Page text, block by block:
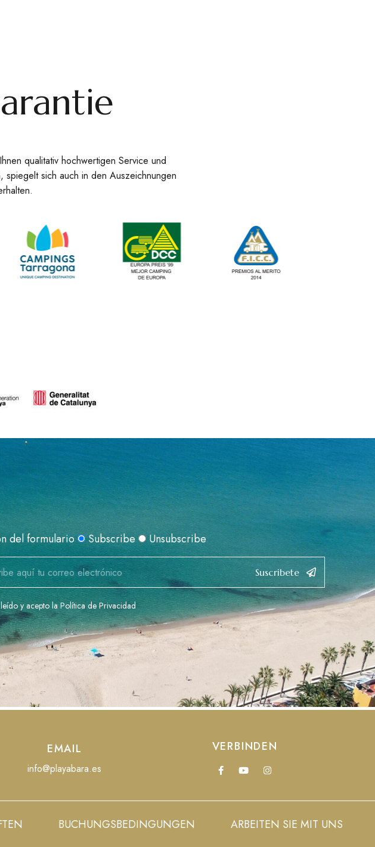
qualitativ hochwertigen Service und
spiegelt sich auch in den Auszeichnungen
del formulario Subscribe Unsubscribe
Suscribete
y acepto laPolítica de Privacidad
EMAIL
info@playabara.es
VERBINDEN
BUCHUNGSBEDINGUNGEN ARBEITEN SIE MIT UNS